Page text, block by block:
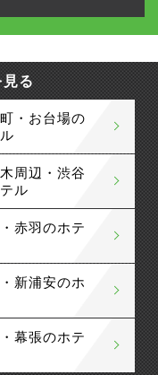
見る
・お台場の
周辺・渋谷
ル
赤羽のホテ
新浦安のホ
幕張のホテ